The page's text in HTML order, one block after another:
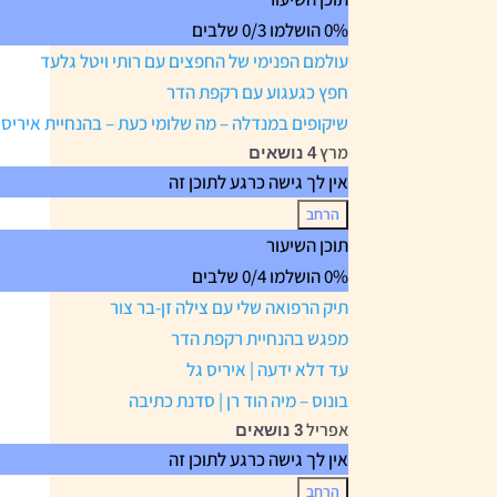
0% הושלמו
0/3 שלבים
עולמם הפנימי של החפצים עם רותי ויטל גלעד
חפץ כגעגוע עם רקפת הדר
שיקופים במנדלה – מה שלומי כעת – בהנחיית
מרץ4 נושאים
אין לך גישה כרגע לתוכן זה
הרחב
מרץ
תוכן השיעור
0% הושלמו
0/4 שלבים
תיק הרפואה שלי עם צילה זן-בר צור
מפגש בהנחיית רקפת הדר
עד דלא ידעה | איריס גל
בונוס – מיה הוד רן | סדנת כתיבה
אפריל3 נושאים
אין לך גישה כרגע לתוכן זה
הרחב